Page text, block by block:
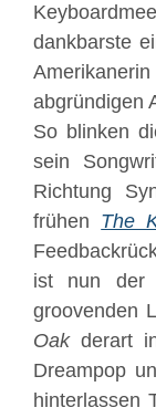
dankbarste
abgründigen
So blinken
sein
Richtung
frühen The
ist nun der
groovenden
Oakderart in
Dreampop
hinterlassen